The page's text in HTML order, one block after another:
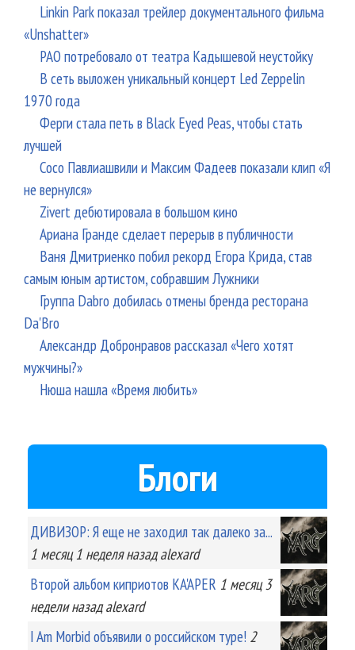
Linkin Park показал трейлер документального фильма
«Unshatter»
РАО потребовало от театра Кадышевой неустойку
В сеть выложен уникальный концерт Led Zeppelin
1970 года
Ферги стала петь в Black Eyed Peas, чтобы стать
лучшей
Сосо Павлиашвили и Максим Фадеев показали клип «Я
не вернулся»
Zivert дебютировала в большом кино
Ариана Гранде сделает перерыв в публичности
Ваня Дмитриенко побил рекорд Егора Крида, став
самым юным артистом, собравшим Лужники
Группа Dabro добилась отмены бренда ресторана
Da'Bro
Александр Добронравов рассказал «Чего хотят
мужчины?»
Нюша нашла «Время любить»
Блоги
ДИВИЗОР: Я еще не заходил так далеко за...
1 месяц 1 неделяназад alexard
Второй альбом киприотов KA'APER 1 месяц 3
неделиназад alexard
I Am Morbid объявили о российском туре! 2